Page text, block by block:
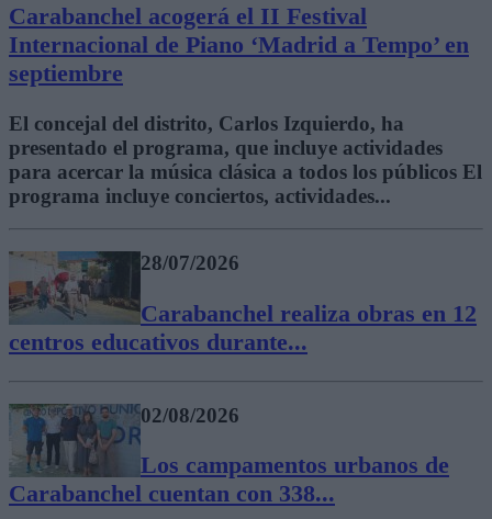
Carabanchel acogerá el II Festival
Internacional de Piano ‘Madrid a Tempo’ en
septiembre
El concejal del distrito, Carlos Izquierdo, ha
presentado el programa, que incluye actividades
para acercar la música clásica a todos los públicos El
programa incluye conciertos, actividades...
28/07/2026
Carabanchel realiza obras en 12
centros educativos durante...
02/08/2026
Los campamentos urbanos de
Carabanchel cuentan con 338...